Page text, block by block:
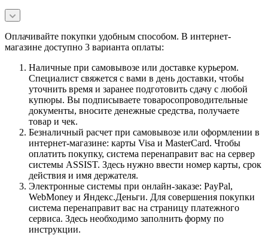
Оплачивайте покупки удобным способом. В интернет-
магазине доступно 3 варианта оплаты:
Наличные при самовывозе или доставке курьером.
Специалист свяжется с вами в день доставки, чтобы
уточнить время и заранее подготовить сдачу с любой
купюры. Вы подписываете товаросопроводительные
документы, вносите денежные средства, получаете
товар и чек.
Безналичный расчет при самовывозе или оформлении в
интернет-магазине: карты Visa и MasterCard. Чтобы
оплатить покупку, система перенаправит вас на сервер
системы ASSIST. Здесь нужно ввести номер карты, срок
действия и имя держателя.
Электронные системы при онлайн-заказе: PayPal,
WebMoney и Яндекс.Деньги. Для совершения покупки
система перенаправит вас на страницу платежного
сервиса. Здесь необходимо заполнить форму по
инструкции.